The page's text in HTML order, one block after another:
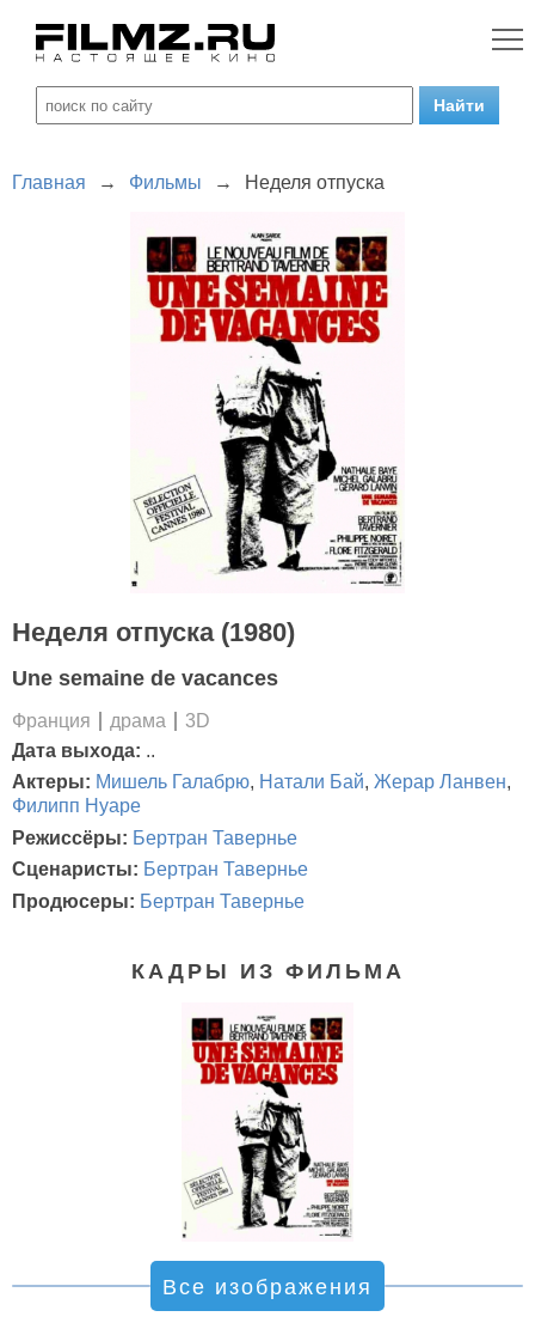
Главная → Фильмы → Неделя отпуска
Неделя отпуска (1980)
Une semaine de vacances
Франция драма
3D
Дата выхода: ..
Актеры: Мишель Галабрю, Натали Бай, Жерар Ланвен,
Филипп Нуаре
Режиссёры: Бертран Тавернье
Сценаристы: Бертран Тавернье
Продюсеры: Бертран Тавернье
КАДРЫ ИЗ ФИЛЬМА
Все изображения